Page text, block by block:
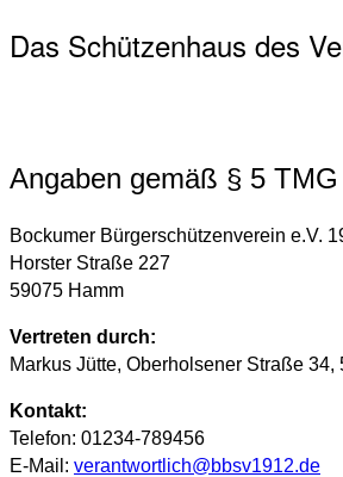
Das Schützenhaus des
Angaben gemäß § 5 TMG
Bockumer Bürgerschützenverein e.V.
Horster Straße 227
59075 Hamm
Vertreten durch:
Markus Jütte, Oberholsener Straße 34,
Kontakt:
Telefon: 01234-789456
E-Mail: verantwortlich@bbsv1912.de